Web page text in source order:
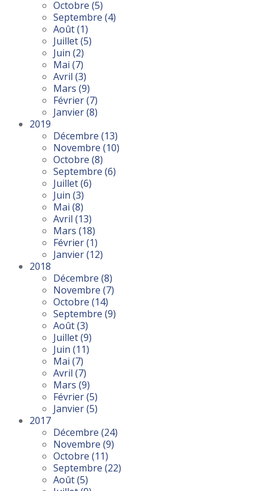
Octobre (5)
Septembre (4)
Août(1)
Juillet(5)
Juin (2)
Mai (7)
Avril (3)
Mars (9)
Février(7)
Janvier(8)
2019
Décembre (13)
Novembre (10)
Octobre (8)
Septembre (6)
Juillet(6)
Juin (3)
Mai (8)
Avril (13)
Mars (18)
Février(1)
Janvier(12)
2018
Décembre (8)
Novembre (7)
Octobre (14)
Septembre (9)
Août(3)
Juillet(9)
Juin (11)
Mai (7)
Avril (7)
Mars (9)
Février(5)
Janvier(5)
2017
Décembre (24)
Novembre (9)
Octobre (11)
Septembre (22)
Août(5)